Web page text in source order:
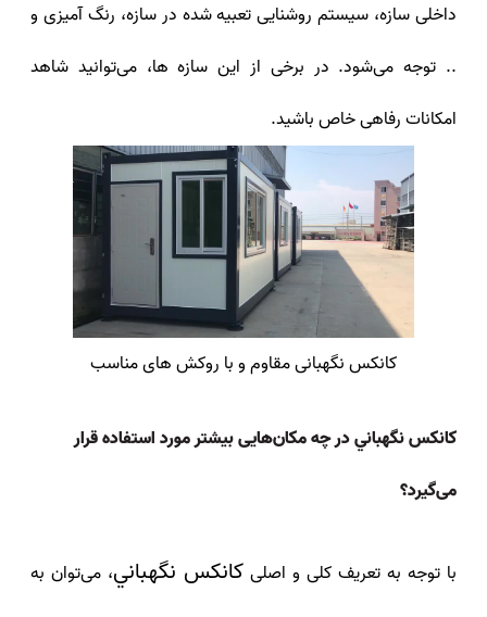
داخلی سازه، سیستم روشنایی تعبیه شده در سازه، رنگ آمیزی و
.. توجه می‌شود. در برخی از این سازه‌ ها، می‌توانید شاهد
امکانات رفاهی خاص باشید.
کانکس نگهبانی مقاوم و با روکش های مناسب
كانكس نگهباني در چه مکان‌هایی بیشتر مورد استفاده قرار
می‌گیرد؟
با توجه به تعریف کلی و اصلی كانكس نگهباني، می‌توان به